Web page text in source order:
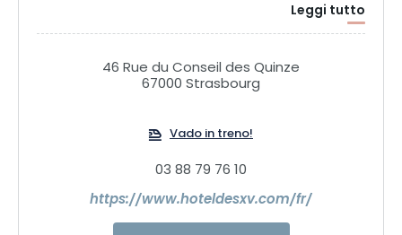
Leggi tutto
46 Rue du Conseil des Quinze
67000 Strasbourg
Vado in treno!
03 88 79 76 10
https://www.hoteldesxv.com/fr/